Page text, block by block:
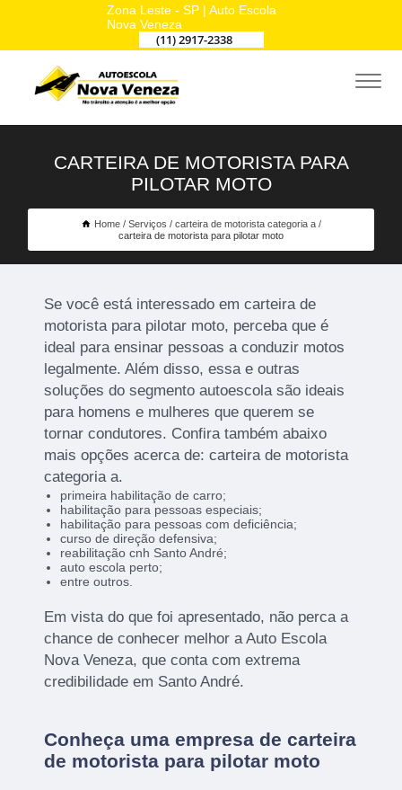
Zona Leste - SP | Auto Escola
Nova Veneza
(11) 2917-2338
CARTEIRA DE MOTORISTA PARA
PILOTAR MOTO
Home Serviços
carteira de motorista categoria a
carteira de motorista para pilotar moto
Se você está interessado em carteira de
motorista para pilotar moto, perceba que é
ideal para ensinar pessoas a conduzir motos
legalmente. Além disso, essa e outras
soluções do segmento autoescola são ideais
para homens e mulheres que querem se
tornar condutores. Confira também abaixo
mais opções acerca de: carteira de motorista
categoria a.
primeira habilitação de carro;
habilitação para pessoas especiais;
habilitação para pessoas com deficiência;
curso de direção defensiva;
reabilitação cnh Santo André;
auto escola perto;
entre outros.
Em vista do que foi apresentado, não perca a
chance de conhecer melhor a Auto Escola
Nova Veneza, que conta com extrema
credibilidade em Santo André.
Conheça uma empresa de carteira
de motorista para pilotar moto